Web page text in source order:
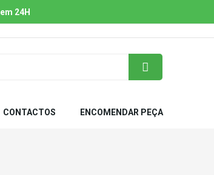
24H
CONTACTOS ENCOMENDAR PEÇA